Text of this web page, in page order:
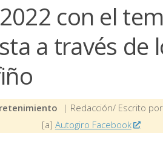
con el
a través de
| Redacción/ Escrito por
[a] Autogiro Facebook